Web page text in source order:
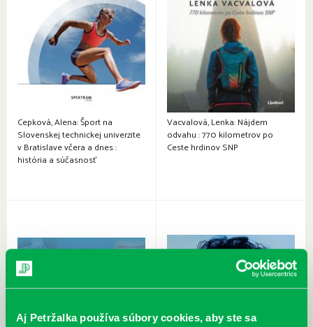
Aj Petržalka používa súbory cookies, aby ste sa
Cepková, Alena: Šport na
Slovenskej technickej univerzite
v Bratislave včera a dnes :
história a súčasnosť
Vacvalová, Lenka: Nájdem
odvahu : 770 kilometrov po
Ceste hrdinov SNP